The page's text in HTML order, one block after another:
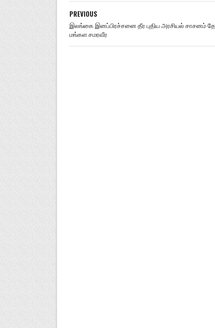
PREVIOUS
இலங்கை இனப்பிரச்சனை தீர புதிய அரசியல் சாசனம்
மங்கள சமரவீர